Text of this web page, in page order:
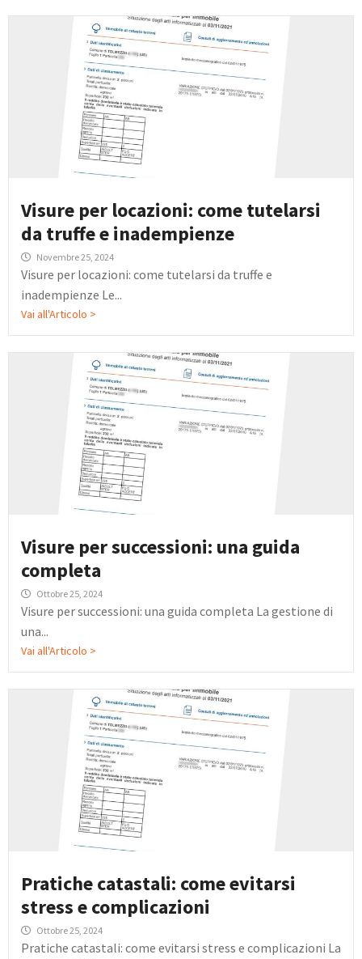
Visure per locazioni: come tutelarsi
da truffe e inadempienze
Novembre 25, 2024
Visure per locazioni: come tutelarsi da truffe e
inadempienze Le...
Vai all'Articolo >
Visure per successioni: una guida
completa
Ottobre 25, 2024
Visure per successioni: una guida completa La gestione di
una...
Vai all'Articolo >
Pratiche catastali: come evitarsi
stress e complicazioni
Ottobre 25, 2024
Pratiche catastali: come evitarsi stress e complicazioni La